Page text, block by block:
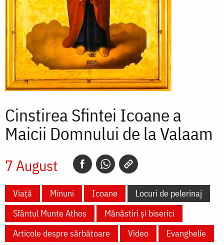
Cinstirea Sfintei Icoane a
Maicii Domnului de la Valaam
7 August
Viață Minuni Icoane
Locuri de pelerinaj
Sfântul Munte Athos
Mănăstiri și biserici
Articole despre sărbătoare
Video
Evanghelie